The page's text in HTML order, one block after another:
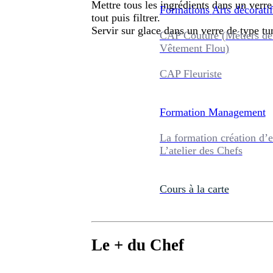
Formations Arts
CAP Couture (Métiers
Vêtement Flou)
CAP Fleuriste
Formation Management
La formation création
L’atelier des Chefs
Cours à la carte
Mettre tous les ingrédients dans un
tout puis filtrer.
Servir sur glace dans un verre de type
Le + du Chef